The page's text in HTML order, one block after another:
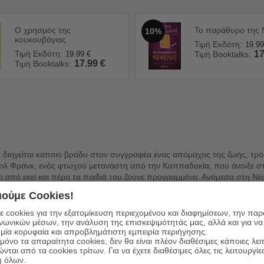
Ο χρησμός της
κουκουβάγιας
Τιμή Εκδότη: 19.99 €
Τιμή Booktalks: 17.99 €
10%
Το παράθυρο της
Τιμή Εκδότη: 19.99
Τιμή Booktalks:
κάποιο βράδυ στον συγγραφέα ένας απόμαχος της ζωής,
Φράνκ, ενός φτωχού μετανάστη από την Καππαδοκία, που άνοιξε
εκεί και πέρα τα παιδιά του ζούνε προγραμμένα. Ανάμεσα στη
πιέζει τον γέρο αφηγητή για στοιχεία, για να εμπλουτίσει
από τα τρία Ανθρωπάκια και τον Ντον Τόνιο Λούπο, τον
Cookies!
cookies για την εξατομίκευση περιεχομένου και διαφημίσεων, την
μέσων, την ανάλυση της επισκεψιμότητάς μας, αλλά και για
κορυφαία και απροβλημάτιστη εμπειρία περιήγησης.
τα απαραίτητα cookies, δεν θα είναι πλέον διαθέσιμες κάποιες
από τα cookies τρίτων. Για να έχετε διαθέσιμες όλες τις
όλων.